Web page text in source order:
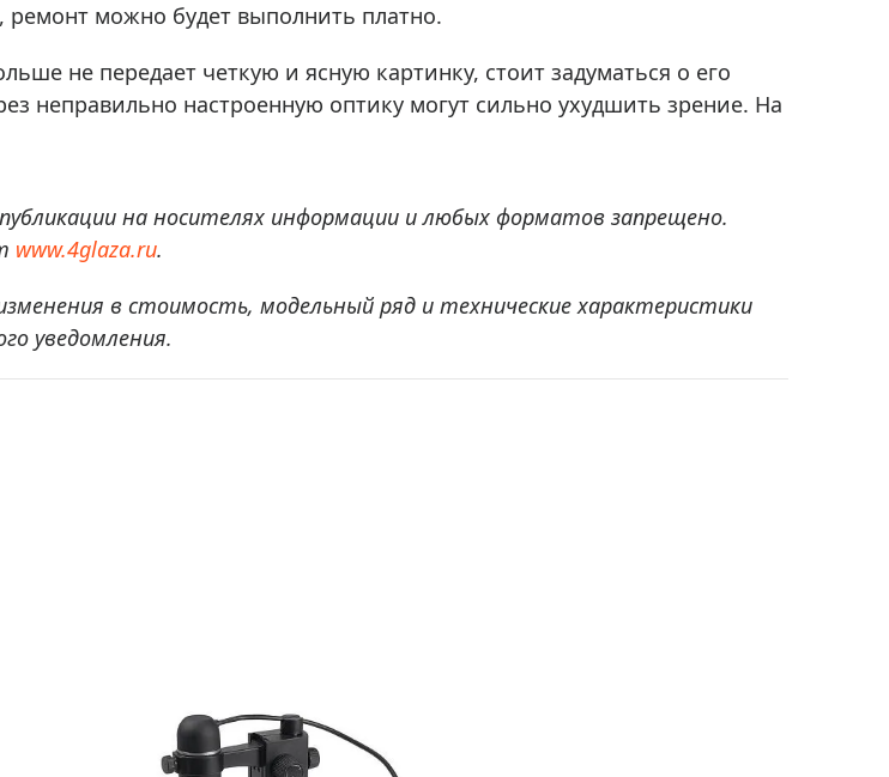
ремонт можно будет выполнить платно.
не передает четкую и ясную картинку, стоит задуматься о его
неправильно настроенную оптику могут сильно ухудшить зрение. На
на носителях информации и любых форматов запрещено.
www.4glaza.ru.
в стоимость, модельный ряд и технические характеристики
уведомления.